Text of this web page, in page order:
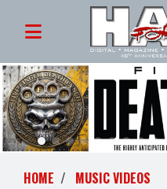
HOME MUSIC VIDEOS